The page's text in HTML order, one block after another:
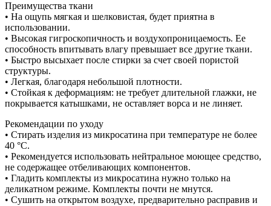
Преимущества ткани
• На ощупь мягкая и шелковистая, будет приятна в
использовании.
• Высокая гигроскопичность и воздухопроницаемость. Ее
способность впитывать влагу превышает все другие ткани.
• Быстро высыхает после стирки за счет своей пористой
структуры.
• Легкая, благодаря небольшой плотности.
• Стойкая к деформациям: не требует длительной глажки, не
покрывается катышками, не оставляет ворса и не линяет.
Рекомендации по уходу
• Стирать изделия из микросатина при температуре не более
40 °С.
• Рекомендуется использовать нейтральное моющее средство,
не содержащее отбеливающих компонентов.
• Гладить комплекты из микросатина нужно только на
деликатном режиме. Комплекты почти не мнутся.
• Сушить на открытом воздухе, предварительно расправив и